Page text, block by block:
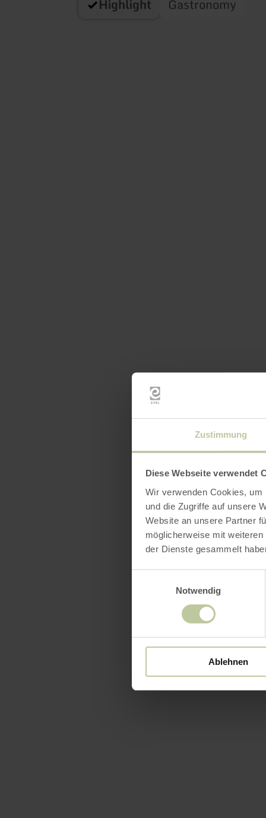
Zustimmung
Diese Webseite verwendet
Wir verwenden Cookies,
und die Zugriffe auf unsere
Website an unsere Partner
möglicherweise mit
der Dienste gesammelt
Notwendig
Ablehnen
Highlight Gastronomy